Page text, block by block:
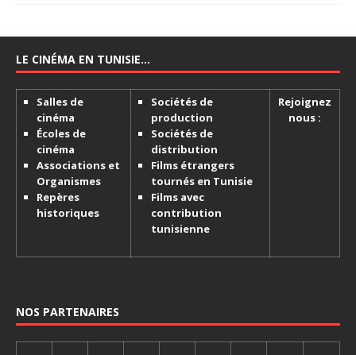
LE CINÉMA EN TUNISIE…
Salles de
cinéma
Écoles de
cinéma
Associations et
Organismes
Repères
historiques
Sociétés de
production
Sociétés de
distribution
Films étrangers
tournés en Tunisie
Films avec
contribution
tunisienne
Rejoignez
nous :
NOS PARTENAIRES